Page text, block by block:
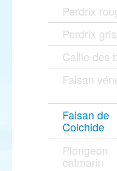
Perdrix
Perdrix
Caille des
Faisan
Faisan de
Colchide
Plongeon
catmarin